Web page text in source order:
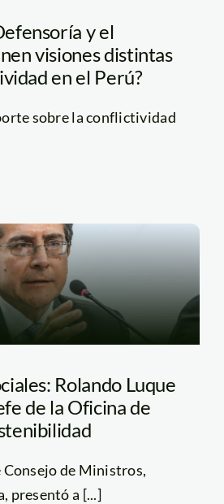
y el
visiones distintas
en el Perú?
sobre la conflictividad
Rolando Luque
de la Oficina de
Consejo de Ministros,
presentó a [...]